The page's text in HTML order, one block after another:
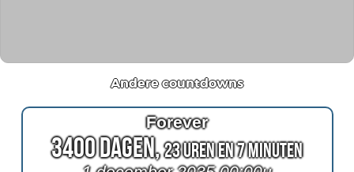
Andere countdowns
Forever
3400 Dagen,23 Uren en 7 Minuten